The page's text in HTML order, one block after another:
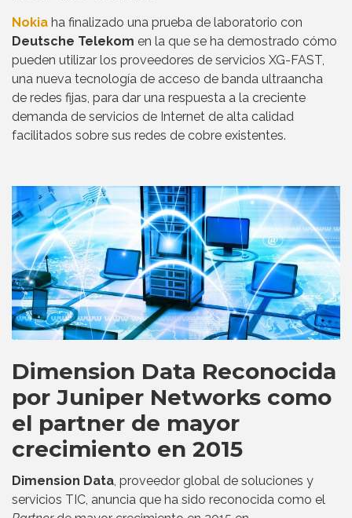
Nokia ha finalizado una prueba de laboratorio con
Deutsche Telekom en la que se ha demostrado cómo
pueden utilizar los proveedores de servicios XG-FAST,
una nueva tecnología de acceso de banda ultraancha
de redes fijas, para dar una respuesta a la creciente
demanda de servicios de Internet de alta calidad
facilitados sobre sus redes de cobre existentes.
Dimension Data Reconocida
por Juniper Networks como
el partner de mayor
crecimiento en 2015
Dimension Data, proveedor global de soluciones y
servicios TIC, anuncia que ha sido reconocida como el